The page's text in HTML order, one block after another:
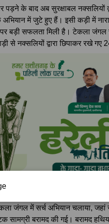
के बाद अब सुरक्षाबल नक्सलियों
में जुटे हुए हैं। इसी कड़ी में
बड़ी सफलता मिली है। टेकला जंगल
से नक्सलियों द्वारा छिपाकर रखे
जंगल में सर्च अभियान चलाया,
सामग्री बरामद की गई। बरामद